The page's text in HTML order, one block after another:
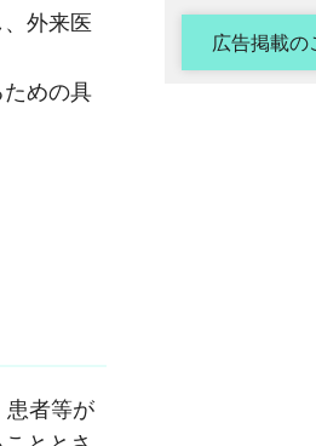
外来医
めの具
患者等が
広告掲載の